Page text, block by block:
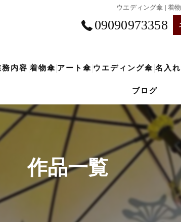
ウエディング傘 | 着
09090973358
務内容 着物傘 アート傘
アート小物
ウエディング傘 名入
ブログ
作品一覧